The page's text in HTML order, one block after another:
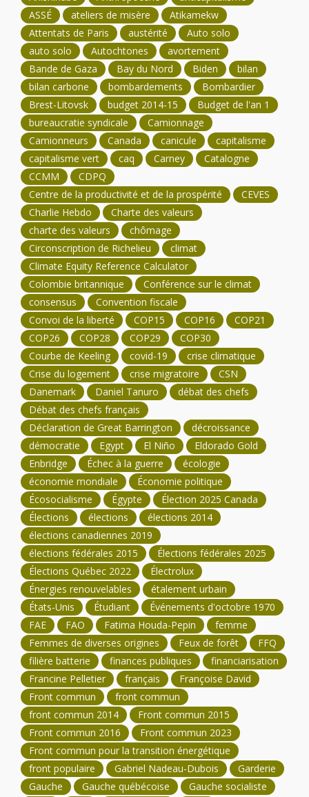
ASSÉ
ateliers de misère
Atikamekw
Attentats de Paris
austérité
Auto solo
auto solo
Autochtones
avortement
Bande de Gaza
Bay du Nord Biden
bilan
bilan carbone
bombardements
Bombardier
Brest-Litovsk
budget 2014-15
Budget de l'an 1
bureaucratie syndicale
Camionnage
Camionneurs
Canada canicule
capitalisme
capitalisme vert
caq Carney
Catalogne
CCMM
CDPQ
Centre de la productivité et de la prospérité
CEVES
Charlie Hebdo
Charte des valeurs
charte des valeurs
chômage
Circonscription de Richelieu
climat
Climate Equity Reference Calculator
Colombie britannique
Conférence sur le climat
consensus
Convention fiscale
Convoi de la liberté
COP15 COP16
COP21
COP26
COP28 COP29
COP30
Courbe de Keeling
covid-19
crise climatique
Crise du logement
crise migratoire
CSN
Danemark
Daniel Tanuro
débat des chefs
Débat des chefs français
Déclaration de Great Barrington
décroissance
démocratie
Egypt El Niño
Eldorado Gold
Enbridge
Échec à la guerre
écologie
économie mondiale
Économie politique
Écosocialisme
Égypte
Élection 2025 Canada
Élections
élections
élections 2014
élections canadiennes 2019
élections fédérales 2015
Élections fédérales 2025
Élections Québec 2022
Électrolux
Énergies renouvelables
étalement urbain
États-Unis
Étudiant
Événements d'octobre 1970
FAE
FAO Fatima Houda-Pepin
femme
Femmes de diverses origines
Feux de forêt
FFQ
filière batterie
finances publiques
financiarisation
Francine Pelletier
français
Françoise David
Front commun
front commun
front commun 2014
Front commun 2015
Front commun 2016
Front commun 2023
Front commun pour la transition énergétique
front populaire
Gabriel Nadeau-Dubois
Garderie
Gauche
Gauche québécoise
Gauche socialiste